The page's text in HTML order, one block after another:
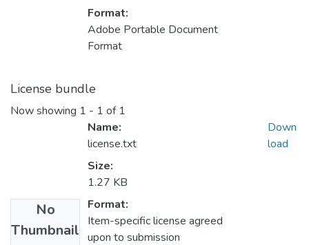
Format:
Adobe Portable Document
Format
License bundle
Now showing 1 - 1 of 1
No
Thumbnail
Name:
license.txt
Size:
1.27 KB
Format:
Item-specific license agreed
upon to submission
Down
load